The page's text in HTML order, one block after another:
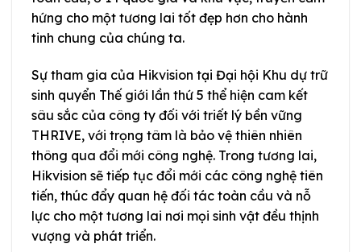
hứng cho một tương lai tốt đẹp hơn cho hành
tinh chung của chúng ta.
Sự tham gia của Hikvision tại Đại hội Khu dự trữ
sinh quyển Thế giới lần thứ 5 thể hiện cam kết
sâu sắc của công ty đối với triết lý bền vững
THRIVE, với trọng tâm là bảo vệ thiên nhiên
thông qua đổi mới công nghệ. Trong tương lai,
Hikvision sẽ tiếp tục đổi mới các công nghệ tiên
tiến, thúc đẩy quan hệ đối tác toàn cầu và nỗ
lực cho một tương lai nơi mọi sinh vật đều thịnh
vượng và phát triển.